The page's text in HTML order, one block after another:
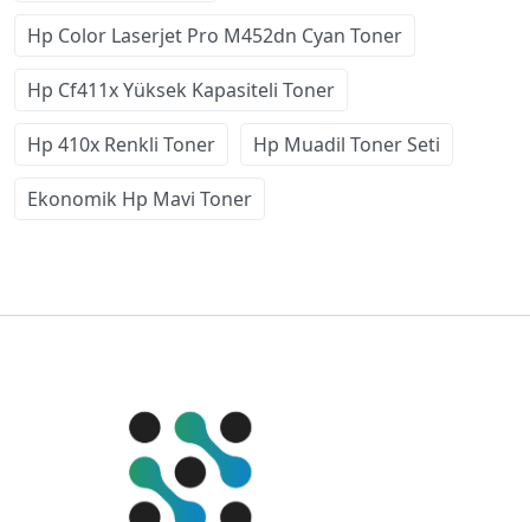
Hp Color Laserjet Pro M452dn Cyan Toner
Hp Cf411x Yüksek Kapasiteli Toner
Hp 410x Renkli Toner Hp Muadil Toner Seti
Ekonomik Hp Mavi Toner